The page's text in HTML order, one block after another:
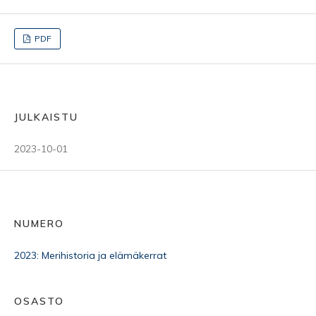
PDF
JULKAISTU
2023-10-01
NUMERO
2023: Merihistoria ja elämäkerrat
OSASTO